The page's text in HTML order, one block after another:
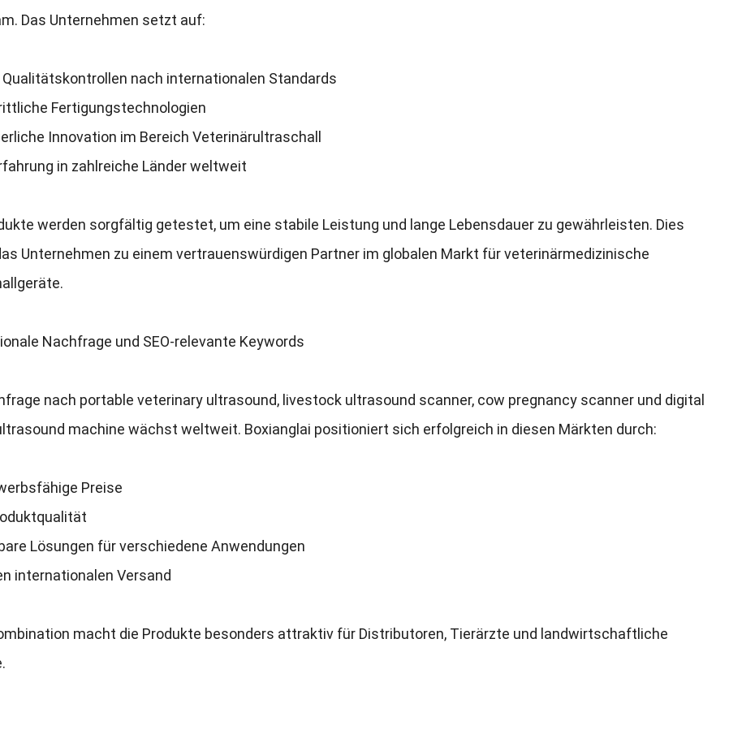
. Das Unternehmen setzt auf:
Qualitätskontrollen nach internationalen Standards
Fertigungstechnologien
Innovation im Bereich Veterinärultraschall
in zahlreiche Länder weltweit
werden sorgfältig getestet, um eine stabile Leistung und lange Lebensdauer zu gewährleisten. Dies
Unternehmen zu einem vertrauenswürdigen Partner im globalen Markt für veterinärmedizinische
.
Nachfrage und SEO-relevante Keywords
nach portable veterinary ultrasound, livestock ultrasound scanner, cow pregnancy scanner und digital
machine wächst weltweit. Boxianglai positioniert sich erfolgreich in diesen Märkten durch:
Preise
Lösungen für verschiedene Anwendungen
internationalen Versand
macht die Produkte besonders attraktiv für Distributoren, Tierärzte und landwirtschaftliche
.